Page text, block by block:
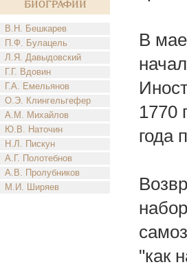
биографии
В.Н. Бешкарев
П.Ф. Булацель
Л.Я. Давыдовский
Г.Г. Вдовин
Г.А. Емельянов
О.Э. Клингельгефер
А.М. Михайлов
Ю.В. Наточин
Н.Л. Пискун
А.Г. Полотебнов
А.В. Пролубников
М.И. Ширяев
В
1770
года
"как